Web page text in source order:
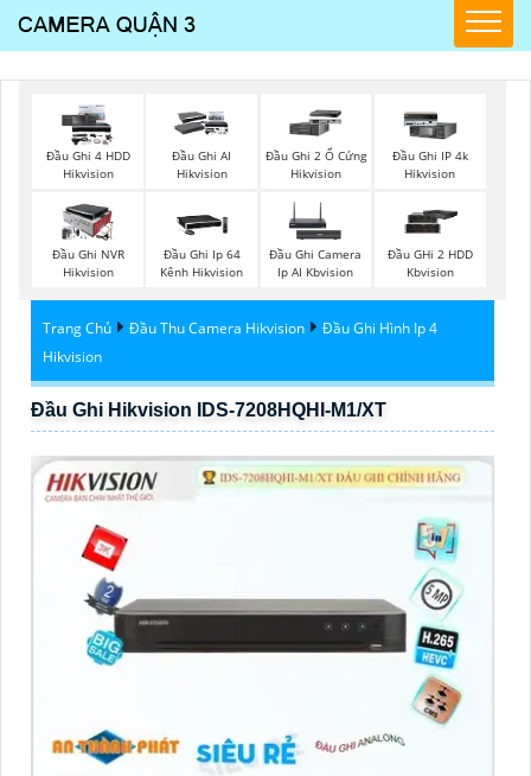
Đầu Ghi 4 HDD
Hikvision
Đầu Ghi AI
Hikvision
Đầu Ghi 2 Ổ Cứng
Hikvision
Đầu Ghi IP 4k
Hikvision
Đầu Ghi NVR
Hikvision
Đầu Ghi Ip 64
Kênh Hikvision
Đầu Ghi Camera
Ip AI Kbvision
Đầu GHi 2 HDD
Kbvision
Trang Chủ Đầu Thu Camera Hikvision
Đầu Ghi Hình Ip 4
Hikvision
Đầu Ghi Hikvision IDS-7208HQHI-M1/XT